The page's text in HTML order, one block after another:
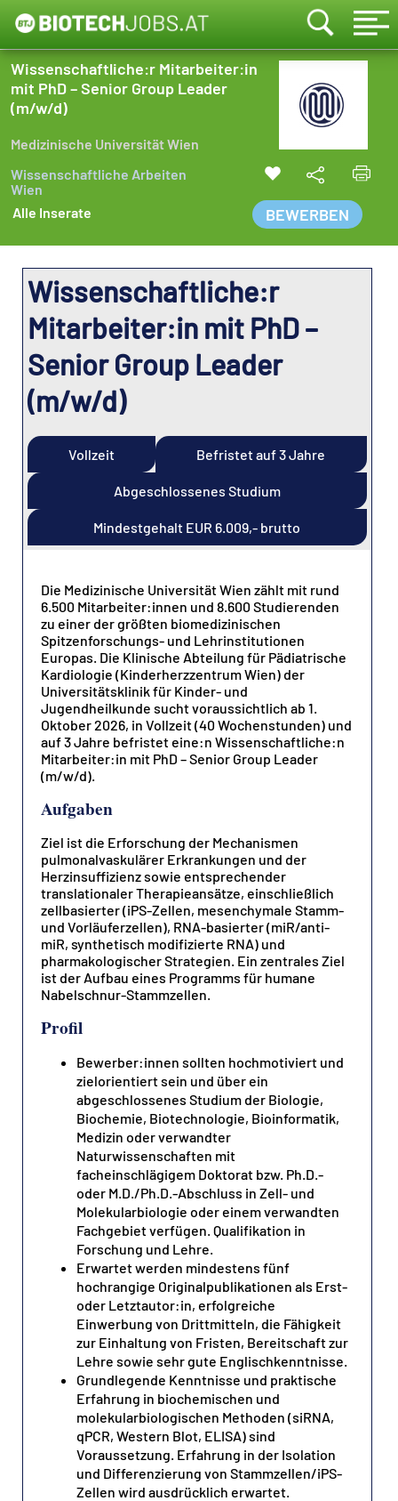
Wissenschaftliche:r Mitarbeiter:in
mit PhD – Senior Group Leader
(m/w/d)
Medizinische Universität Wien
Wissenschaftliche Arbeiten
Wien
Alle Inserate
BEWERBEN
Wissenschaftliche:r
Mitarbeiter:in mit PhD –
Senior Group Leader
(m/w/d)
Vollzeit Befristet auf 3 Jahre
Abgeschlossenes Studium
Mindestgehalt EUR 6.009,- brutto
Die Medizinische Universität Wien zählt mit rund
6.500 Mitarbeiter:innen und 8.600 Studierenden
zu einer der größten biomedizinischen
Spitzenforschungs- und Lehrinstitutionen
Europas. Die Klinische Abteilung für Pädiatrische
Kardiologie (Kinderherzzentrum Wien) der
Universitätsklinik für Kinder- und
Jugendheilkunde sucht voraussichtlich ab 1.
Oktober 2026, in Vollzeit (40 Wochenstunden) und
auf 3 Jahre befristet eine:n Wissenschaftliche:n
Mitarbeiter:in mit PhD – Senior Group Leader
(m/w/d).
Aufgaben
Ziel ist die Erforschung der Mechanismen
pulmonalvaskulärer Erkrankungen und der
Herzinsuffizienz sowie entsprechender
translationaler Therapieansätze, einschließlich
zellbasierter (iPS-Zellen, mesenchymale Stamm-
und Vorläuferzellen), RNA-basierter (miR/anti-
miR, synthetisch modifizierte RNA) und
pharmakologischer Strategien. Ein zentrales Ziel
ist der Aufbau eines Programms für humane
Nabelschnur-Stammzellen.
Profil
Bewerber:innen sollten hochmotiviert und
zielorientiert sein und über ein
abgeschlossenes Studium der Biologie,
Biochemie, Biotechnologie, Bioinformatik,
Medizin oder verwandter
Naturwissenschaften mit
facheinschlägigem Doktorat bzw. Ph.D.-
oder M.D./Ph.D.-Abschluss in Zell- und
Molekularbiologie oder einem verwandten
Fachgebiet verfügen. Qualifikation in
Forschung und Lehre.
Erwartet werden mindestens fünf
hochrangige Originalpublikationen als Erst-
oder Letztautor:in, erfolgreiche
Einwerbung von Drittmitteln, die Fähigkeit
zur Einhaltung von Fristen, Bereitschaft zur
Lehre sowie sehr gute Englischkenntnisse.
Grundlegende Kenntnisse und praktische
Erfahrung in biochemischen und
molekularbiologischen Methoden (siRNA,
qPCR, Western Blot, ELISA) sind
Voraussetzung. Erfahrung in der Isolation
und Differenzierung von Stammzellen/iPS-
Zellen wird ausdrücklich erwartet.